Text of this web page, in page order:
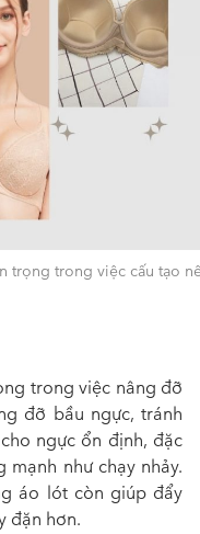
trọng trong việc cấu tạo
trong việc nâng đỡ
đỡ bầu ngực, tránh
ngực ổn định, đặc
như chạy nhảy.
áo lótcòn giúp đẩy
đặn hơn.